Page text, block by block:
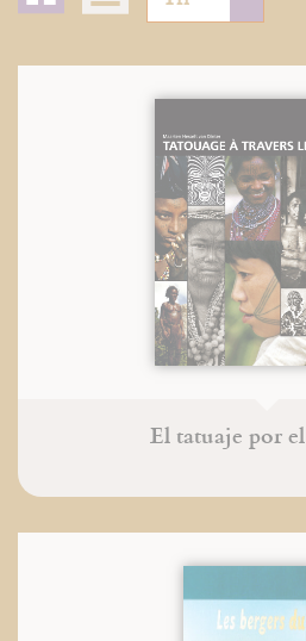
El tatuaje por